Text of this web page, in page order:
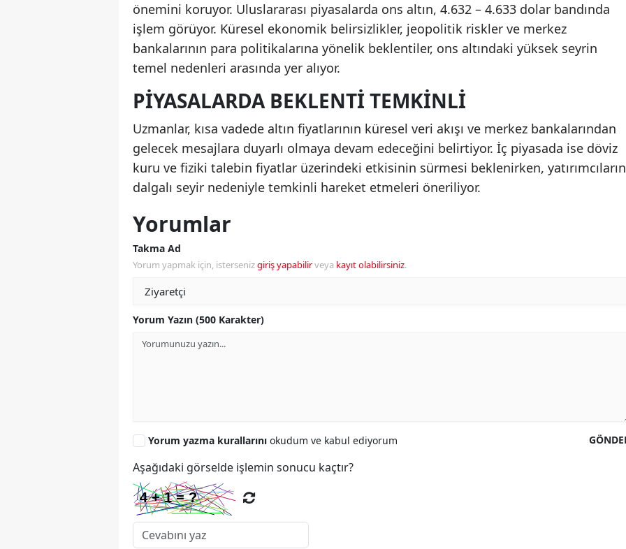
önemini koruyor. Uluslararası piyasalarda ons altın, 4.632 – 4.633 dolar bandında
işlem görüyor. Küresel ekonomik belirsizlikler, jeopolitik riskler ve merkez
bankalarının para politikalarına yönelik beklentiler, ons altındaki yüksek seyrin
temel nedenleri arasında yer alıyor.
PIYASALARDA BEKLENTI TEMKINLI
Uzmanlar, kısa vadede altın fiyatlarının küresel veri akışı ve merkez bankalarından
gelecek mesajlara duyarlı olmaya devam edeceğini belirtiyor. İç piyasada ise döviz
kuru ve fiziki talebin fiyatlar üzerindeki etkisinin sürmesi beklenirken, yatırımcıların
dalgalı seyir nedeniyle temkinli hareket etmeleri öneriliyor.
Yorumlar
Takma Ad
Yorum yapmak için, istersenizgiriş yapabilirveya kayıt olabilirsiniz.
Yorum Yazın (500 Karakter)
Yorum yazma kurallarını okudum ve kabul ediyorum
Aşağıdaki görselde işlemin sonucu kaçtır?